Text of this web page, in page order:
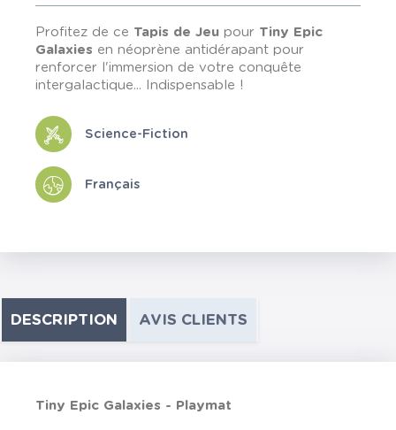
Profitez de ce Tapis de Jeu pour Tiny Epic
Galaxies en néoprène antidérapant pour
renforcer l'immersion de votre conquête
intergalactique... Indispensable !
Science-Fiction
Français
DESCRIPTION AVIS CLIENTS
Tiny Epic Galaxies - Playmat